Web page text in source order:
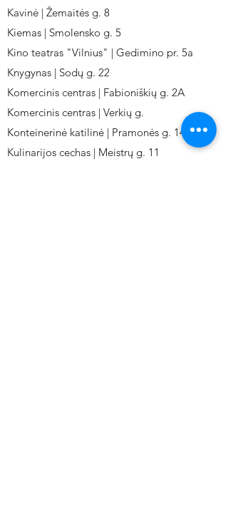
Kavinė | Žemaitės g. 8
Kiemas | Smolensko g. 5
Kino teatras "Vilnius" | Gedimino pr. 5a
Knygynas | Sodų g. 22
Komercinis centras | Fabioniškių g. 2A
Komercinis centras | Verkių g.
Konteinerinė katilinė | Pramonės g. 141
Kulinarijos cechas | Meistrų g. 11